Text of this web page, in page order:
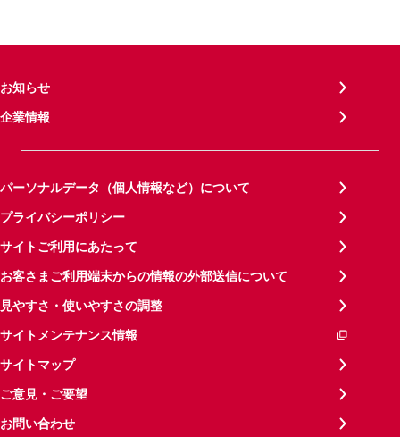
お知らせ
企業情報
パーソナルデータ（個人情報など）について
プライバシーポリシー
サイトご利用にあたって
お客さまご利用端末からの情報の外部送信について
見やすさ・使いやすさの調整
サイトメンテナンス情報
サイトマップ
ご意見・ご要望
お問い合わせ